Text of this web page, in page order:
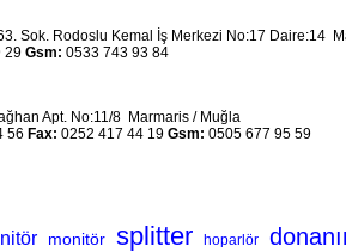
Sok. Rodoslu Kemal İş Merkezi No:17 Daire:14
29 Gsm: 0533 743 93 84
Apt. No:11/8 Marmaris / Muğla
56 Fax: 0252 417 44 19 Gsm: 0505 677 95 59
monitör splitter hoparlör